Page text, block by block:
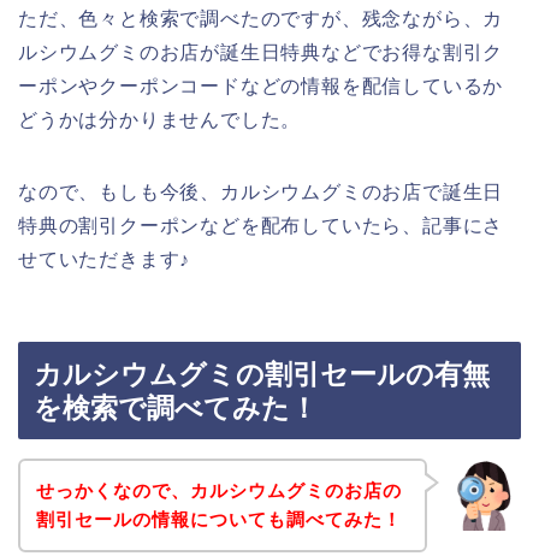
ただ、色々と検索で調べたのですが、残念ながら、カ
ルシウムグミのお店が誕生日特典などでお得な割引ク
ーポンやクーポンコードなどの情報を配信しているか
どうかは分かりませんでした。
なので、もしも今後、カルシウムグミのお店で誕生日
特典の割引クーポンなどを配布していたら、記事にさ
せていただきます♪
カルシウムグミの割引セールの有無
を検索で調べてみた！
せっかくなので、カルシウムグミのお店の
割引セールの情報についても調べてみた！